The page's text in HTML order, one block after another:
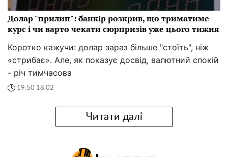
Долар "прилип": банкір розкрив, що триматиме
курс і чи варто чекати сюрпризів уже цього тижня
Коротко кажучи: долар зараз більше "стоїть", ніж
«стрибає». Але, як показує досвід, валютний спокій
- річ тимчасова
19:50 18.02
Читати далі